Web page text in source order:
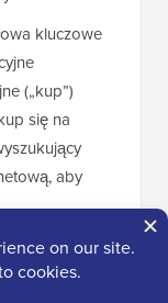
kluczowe
(„kup”)
się na
aby
słów